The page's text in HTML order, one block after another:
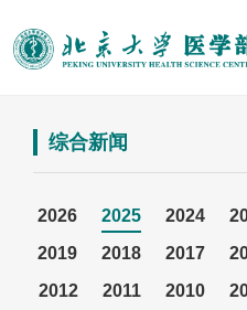
综合新闻
2026 2025 2024
2019
2018 2017
2012
2011 2010